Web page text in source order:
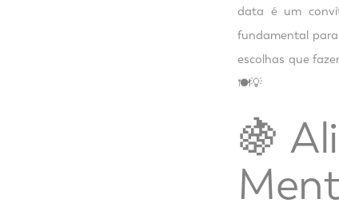
data é um
fundamental
escolhas que
🍽️💡
🍇